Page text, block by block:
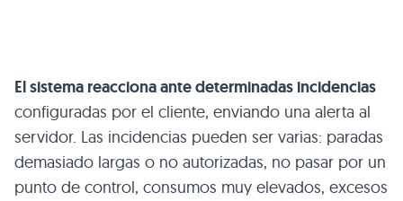
El sistema reacciona ante determinadas incidencias
configuradas por el cliente, enviando una alerta al
servidor. Las incidencias pueden ser varias: paradas
demasiado largas o no autorizadas, no pasar por un
punto de control, consumos muy elevados, excesos